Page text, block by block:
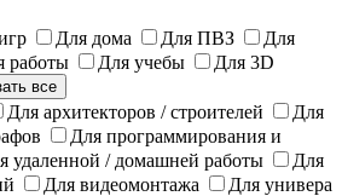
Для дома Для ПВЗ
Для
работы Для учебы
Для 3D
все
Для архитекторов / строителей
Для
Для программирования и
удаленной / домашней работы
Для
Для видеомонтажа
Для универа